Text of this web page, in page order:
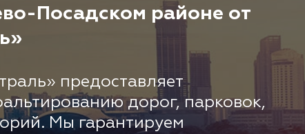
Посадском районе от
предоставляет
дорог, парковок,
Мы гарантируем